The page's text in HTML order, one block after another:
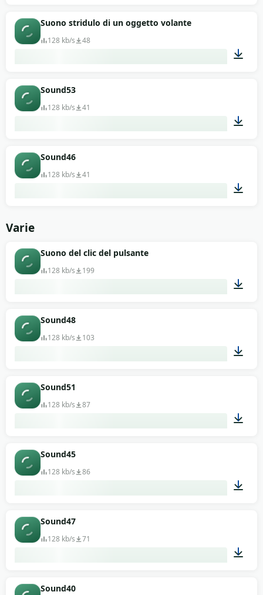
Suono stridulo di un oggetto volante
128 kb/s 48
Sound53
128 kb/s 41
Sound46
128 kb/s 41
Varie
Suono del clic del pulsante
128 kb/s 199
Sound48
128 kb/s 103
Sound51
128 kb/s 87
Sound45
128 kb/s 86
Sound47
128 kb/s 71
Sound40